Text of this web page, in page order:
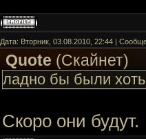
Дата: Вторник, 03.08.2010, 22:44 |
Quote (Скайнет)
ладно бы были
Скоро они будут.